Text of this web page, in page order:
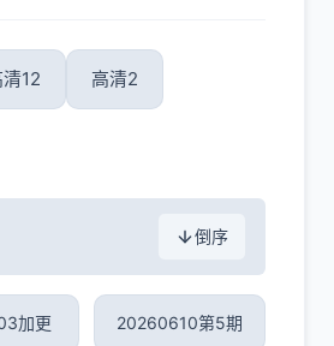
12 高清2
倒序
加更 20260610第5期